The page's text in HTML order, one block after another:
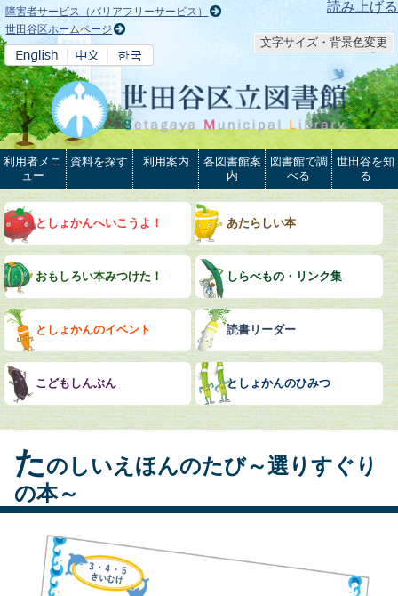
本文へ 読み上げる
障害者サービス（バリアフリーサービス）
世田谷区ホームページ
文字サイズ・背景色変更
利用者メニ
ュー
資料を探す 利用案内
各図書館案
内
図書館で調
べる
世田谷を知
る
たのしいえほんのたび～選りすぐり
の本～
としょかんへいこうよ！ あたらしい本
おもしろい本みつけた！ しらべもの・リンク集
としょかんのイベント 読書リーダー
こどもしんぶん としょかんのひみつ